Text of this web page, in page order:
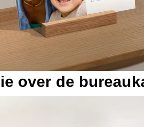
over de